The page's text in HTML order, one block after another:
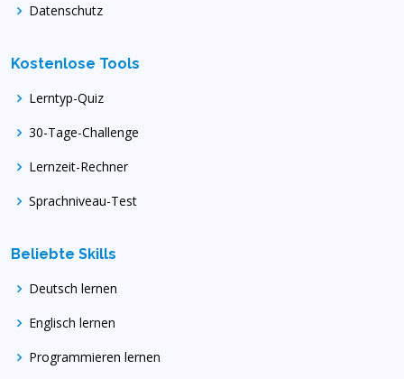
Datenschutz
Kostenlose Tools
Lerntyp-Quiz
30-Tage-Challenge
Lernzeit-Rechner
Sprachniveau-Test
Beliebte Skills
Deutsch lernen
Englisch lernen
Programmieren lernen